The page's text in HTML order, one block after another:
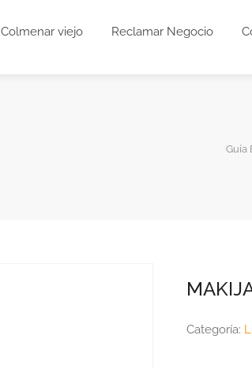
Colmenar viejo Reclamar Negocio
Guía
Categoría: